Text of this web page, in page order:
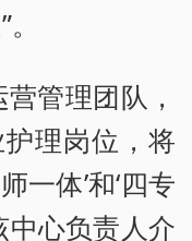
管理团队，
理岗位，将
一体’和‘四专
中心负责人介